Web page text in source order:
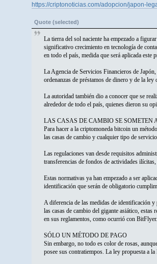
https://criptonoticias.com/adopcion/japon-
Quote (selected)
La tierra del sol naciente ha empezado a
significativo crecimiento en tecnología de
en todo el país, medida que será aplicada este
La Agencia de Servicios Financieros de
ordenanzas de préstamos de dinero y de la
La autoridad también dio a conocer que se
alrededor de todo el país, quienes dieron su
LAS CASAS DE CAMBIO SE SOMETEN
Para hacer a la criptomoneda bitcoin un
las casas de cambio y cualquier tipo de
Las regulaciones van desde requisitos
transferencias de fondos de actividades
Estas normativas ya han empezado a ser
identificación que serán de obligatorio
A diferencia de las medidas de identificación
las casas de cambio del gigante asiático,
en sus reglamentos, como ocurrió con
SÓLO UN MÉTODO DE PAGO
Sin embargo, no todo es color de rosas,
posee sus contratiempos. La ley propuesta a